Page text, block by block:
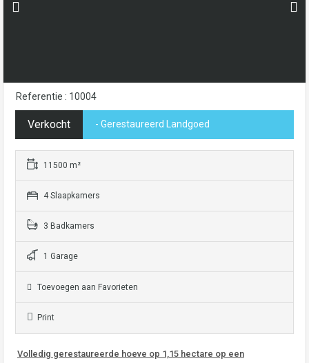
Referentie : 10004
Verkocht - Gerestaureerd Landgoed
11500 m²
4 Slaapkamers
3 Badkamers
1 Garage
Toevoegen aan Favorieten
Print
Volledig gerestaureerde hoeve op 1,15 hectare op een